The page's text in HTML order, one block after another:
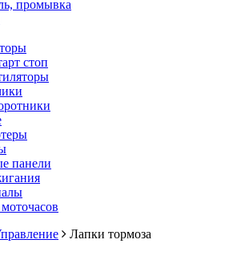
промывка
стоп
панели
Лапки тормоза